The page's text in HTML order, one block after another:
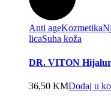
Anti ageKozmetika
licaSuha koža
DR. VITON
36,50 KMDodaj u